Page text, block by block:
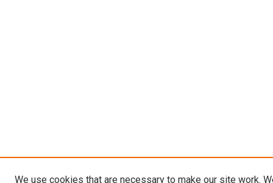
We use cookies that are necessary to make our site work.